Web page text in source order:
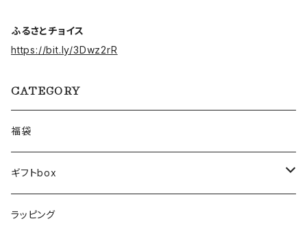
ふるさとチョイス
https://bit.ly/3Dwz2rR
CATEGORY
福袋
ギフトbox
Lサイズ
ラッピング